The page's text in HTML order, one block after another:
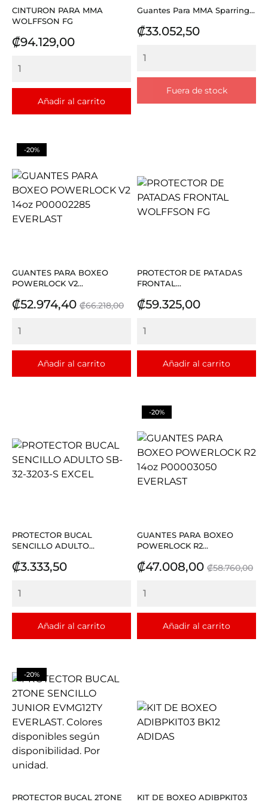
CINTURON PARA MMA
WOLFFSON FG
Precio
₡94.129,00
Añadir al carrito
Guantes Para MMA Sparring...
Precio
₡33.052,50
Fuera de stock
GUANTES PARA BOXEO
POWERLOCK V2...
Precio
₡52.974,40 Precio
₡66.218,00
Añadir al carrito
-20%
PROTECTOR DE PATADAS
FRONTAL...
Precio
₡59.325,00
Añadir al carrito
PROTECTOR BUCAL
SENCILLO ADULTO...
Precio
₡3.333,50
Añadir al carrito
GUANTES PARA BOXEO
POWERLOCK R2...
Precio
₡47.008,00 Precio
₡58.760,00
Añadir al carrito
-20%
PROTECTOR BUCAL 2TONE
-20%
KIT DE BOXEO ADIBPKIT03